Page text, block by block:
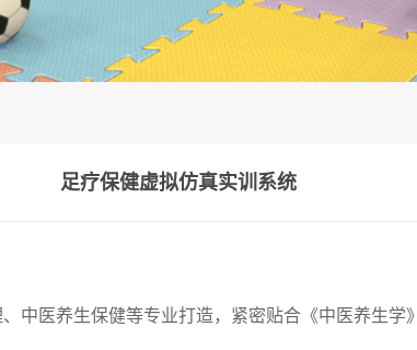
足疗保健虚拟仿真实训系统
中医养生保健等专业打造，紧密贴合《中医养生